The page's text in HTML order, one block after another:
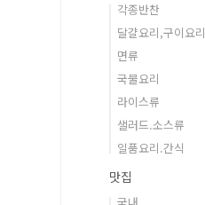
각종반찬
달걀요리,구이요리
면류
국물요리
라이스류
샐러드.소스류
일품요리.간식
맛집